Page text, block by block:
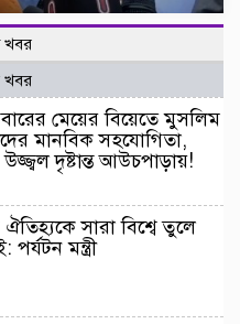
খবর
খবর
মেয়ের বিয়েতে মুসলিম
মানবিক সহযোগিতা,
উজ্জ্বল দৃষ্টান্ত আউচপাড়ায়!
সারা বিশ্বে তুলে
পর্যটন মন্ত্রী